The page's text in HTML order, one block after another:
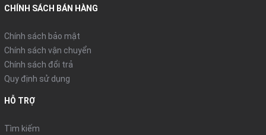
CHÍNH SÁCH BÁN HÀNG
Chính sách bảo mật
Chính sách vận chuyển
Chính sách đổi trả
Quy định sử dụng
HỖ TRỢ
Tìm kiếm